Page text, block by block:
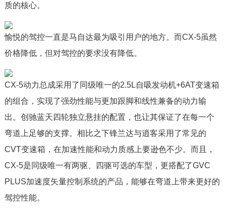
质的核心。
愉悦的驾控一直是马自达最为吸引用户的地方。而CX-5虽然
价格降低，但对驾控的要求没有降低。
CX-5动力总成采用了同级唯一的2.5L自吸发动机+6AT变速箱
的组合，实现了强劲性能与更加跟脚和线性兼备的动力输
出。创驰蓝天四轮独立悬挂的配置，也让其保证了在每一个
弯道上足够的支撑。相比之下锋兰达与逍客采用了常见的
CVT变速箱，在加速性能和动力质感上要逊色不少。而且，
CX-5是同级唯一有两驱、四驱可选的车型，更搭配了GVC
PLUS加速度矢量控制系统的产品，能够在弯道上带来更好的
驾控性能。